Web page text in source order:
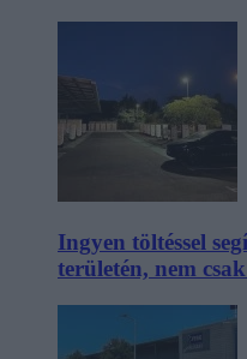
Ingyen töltéssel
területén, nem